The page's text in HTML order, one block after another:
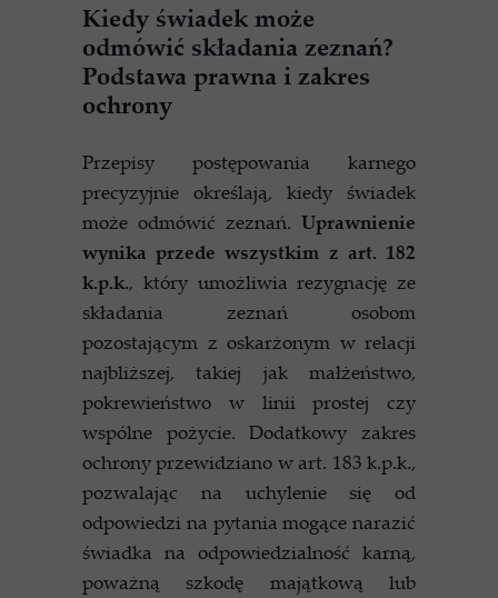
Kiedy świadek może
odmówić składania zeznań?
Podstawa prawna i zakres
ochrony
Przepisy postępowania karnego
precyzyjnie określają, kiedy świadek
może odmówić zeznań. Uprawnienie
wynika przede wszystkim z art. 182
k.p.k., który umożliwia rezygnację ze
składania zeznań osobom
pozostającym z oskarżonym w relacji
najbliższej, takiej jak małżeństwo,
pokrewieństwo w linii prostej czy
wspólne pożycie. Dodatkowy zakres
ochrony przewidziano w art. 183 k.p.k.,
pozwalając na uchylenie się od
odpowiedzi na pytania mogące narazić
świadka na odpowiedzialność karną,
poważną szkodę majątkową lub